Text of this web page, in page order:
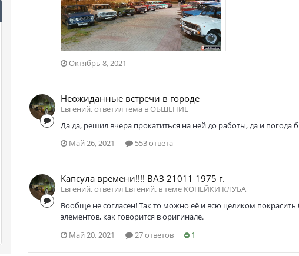
Октябрь 8, 2021
Неожиданные встречи в городе
Евгений. ответил тема вОБЩЕНИЕ
Да да, решил вчера прокатиться на ней до работы, да и погода
Май 26, 2021
553 ответа
Капсула времени!!!! ВАЗ 21011 1975 г.
Евгений. ответил Евгений. в теме КОПЕЙКИ КЛУБА
Вообще не согласен! Так то можно её и всю целиком
элементов, как говорится в оригинале.
Май 20, 2021
27 ответов 1